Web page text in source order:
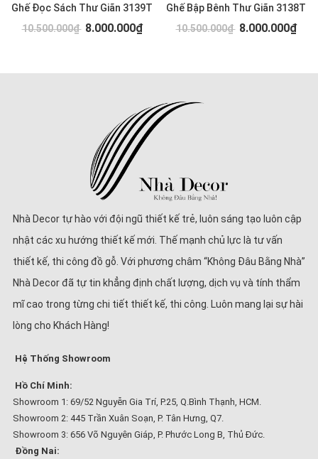
Ghế Đọc Sách Thư Giãn 3139T
10.500.000₫ 8.000.000₫
Ghế Bập Bênh Thư Giãn 3138T
10.500.000₫ 8.000.000₫
Nhà Decor tự hào với đội ngũ thiết kế trẻ, luôn sáng tạo luôn cập
nhật các xu hướng thiết kế mới. Thế mạnh chủ lực là tư vấn
thiết kế, thi công đồ gỗ. Với phương châm “Không Đâu Bằng Nhà”
Nhà Decor đã tự tin khẳng định chất lượng, dịch vụ và tính thẩm
mĩ cao trong từng chi tiết thiết kế, thi công. Luôn mang lại sự hài
lòng cho Khách Hàng!
Hệ Thống Showroom
Hồ Chí Minh:
Showroom 1: 69/52 Nguyễn Gia Trí, P.25, Q.Bình Thạnh, HCM.
Showroom 2: 445 Trần Xuân Soạn, P. Tân Hưng, Q7.
Showroom 3: 656 Võ Nguyên Giáp, P. Phước Long B, Thủ Đức.
Đồng Nai: